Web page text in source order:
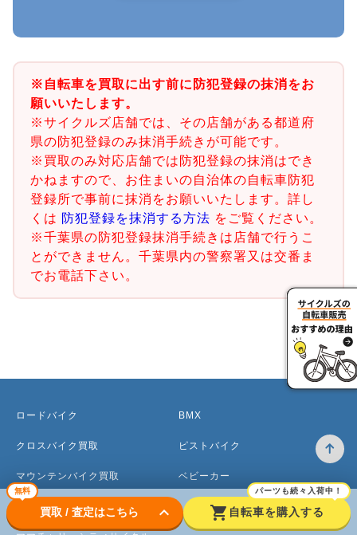
※自転車を買取に出す前に防犯登録の抹消をお
願いいたします。
※サイクルズ店舗では、その店舗がある都道府
県の防犯登録のみ抹消手続きが可能です。
※買取のみ対応店舗では防犯登録の抹消はでき
かねますので、お住まいの自治体の自転車防犯
登録所で事前に抹消をお願いいたします。詳し
くは 防犯登録を抹消する方法 をご覧ください。
※千葉県の防犯登録抹消手続きは店舗で行うこ
とができません。千葉県内の警察署又は交番ま
でお電話下さい。
無料
買取 / 査定はこちら keyboard_arrow_down shopping_cart
パーツも続々入荷中！
自転車を購入する
ロードバイク
クロスバイク買取
マウンテンバイク買取
電動アシスト自転車
BMX
ピストバイク
ベビーカー